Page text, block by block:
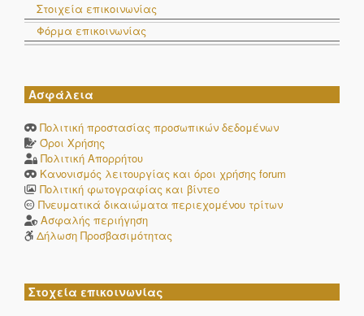
Στοιχεία επικοινωνίας
Φόρμα επικοινωνίας
Ασφάλεια
Πολιτική προστασίας προσωπικών δεδομένων
Όροι Χρήσης
Πολιτική Απορρήτου
Κανονισμός λειτουργίας και όροι χρήσης forum
Πολιτική φωτογραφίας και βίντεο
Πνευματικά δικαιώματα περιεχομένου τρίτων
Ασφαλής περιήγηση
Δήλωση Προσβασιμότητας
Στοχεία επικοινωνίας